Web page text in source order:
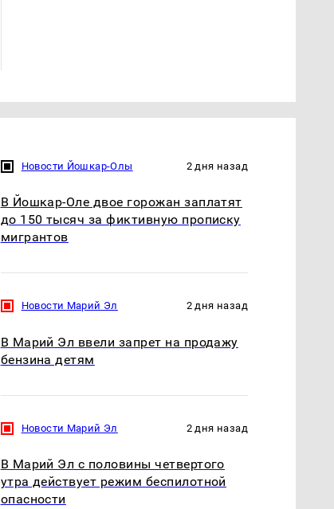
Новости Йошкар-Олы 2 дня назад
В Йошкар-Оле двое горожан заплатят
до 150 тысяч за фиктивную прописку
мигрантов
Новости Марий Эл 2 дня назад
В Марий Эл ввели запрет на продажу
бензина детям
Новости Марий Эл 2 дня назад
В Марий Эл с половины четвертого
утра действует режим беспилотной
опасности